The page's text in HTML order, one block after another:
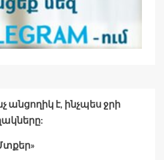
անցողիկ է, ինչպես ջրի